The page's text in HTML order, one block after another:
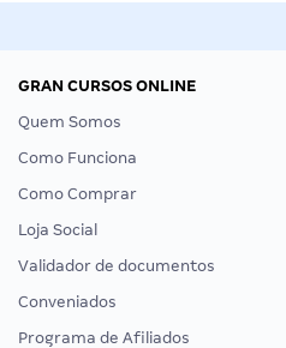
GRAN CURSOS ONLINE
Quem Somos
Como Funciona
Como Comprar
Loja Social
Validador de documentos
Conveniados
Programa de Afiliados